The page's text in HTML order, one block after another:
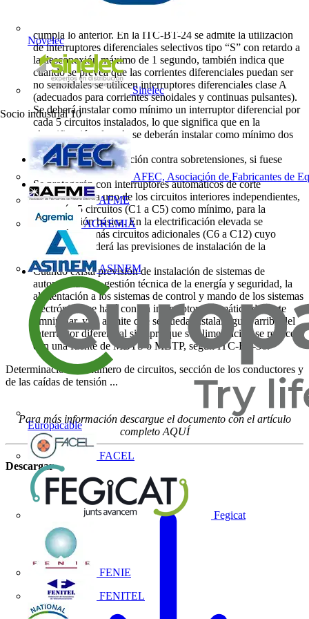
Novelec
Sinelec
Socio industrial 10
AFEC, Asociación de Fabricantes de
AFME
AGREMIA
ASINEM
Europacable
FACEL
Fegicat
FENIE
FENITEL
cumpla lo anterior. En la ITC-BT-24 se admite la utilización
de interruptores diferenciales selectivos tipo “S” con retardo a
la desconexión máximo de 1 segundo, también indica que
cuando se prevea que las corrientes diferenciales puedan ser
no senoidales se utilicen interruptores diferenciales clase A
(adecuados para corrientes senoidales y continuas pulsantes).
Se deberá instalar como mínimo un interruptor diferencial por
cada 5 circuitos instalados, lo que significa que en la
electrificación elevada se deberán instalar como mínimo dos
diferenciales.
Dispositivos de protección contra sobretensiones, si fuese
necesario.
Se protegerán con interruptores automáticos de corte
omnipolar cada uno de los circuitos interiores independientes,
que serán 5 circuitos (C1 a C5) como mínimo, para la
electrificación básica. En la electrificación elevada se
instalarán además circuitos adicionales (C6 a C12) cuyo
número dependerá las previsiones de instalación de la
vivienda.
Cuando exista previsión de instalación de sistemas de
automatización, gestión técnica de la energía y seguridad, la
alimentación a los sistemas de control y mando de los sistemas
electrónicos se hará con un interruptor automático de corte
omnipolar, y se admite que se pueda instalar aguas arriba del
interruptor diferencial siempre que su alimentación se realice
con una fuente de MBTS o MBTP, según ITC-BT-36.
Determinación del número de circuitos, sección de los conductores y
de las caídas de tensión ...
Para más información descargue el documento con el artículo
completoAQUÍ
Descargar